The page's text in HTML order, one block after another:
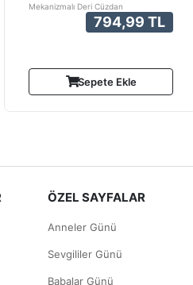
Mekanizmalı Deri Cüzdan
794,99 TL
Sepete Ekle
ÖZEL SAYFALAR
Anneler Günü
Sevgililer Günü
Babalar Günü